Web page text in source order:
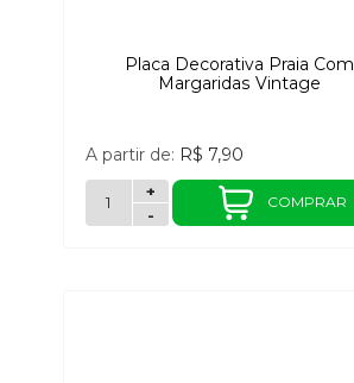
Placa Decorativa Praia Com
Margaridas Vintage
A partir de: R$ 7,90
-
+
COMPRAR